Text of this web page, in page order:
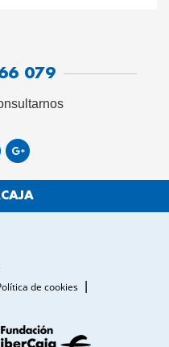
079
de cookies